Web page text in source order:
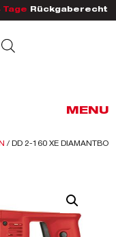
Tage Rückgaberecht
MENU
/ DD 2-160 XE DIAMANTBO